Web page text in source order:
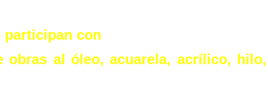
con
obras al óleo, acuarela, acrílico, hilo,